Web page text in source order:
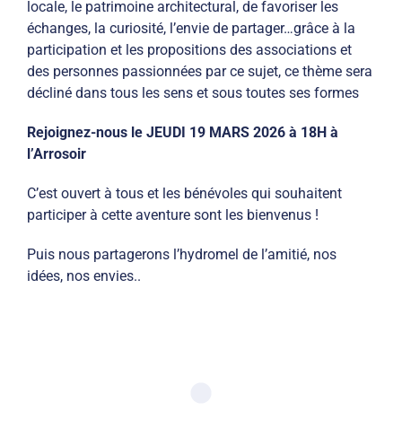
locale, le patrimoine architectural, de favoriser les
échanges, la curiosité, l’envie de partager…grâce à la
participation et les propositions des associations et
des personnes passionnées par ce sujet, ce thème sera
décliné dans tous les sens et sous toutes ses formes
Rejoignez-nous le JEUDI 19 MARS 2026 à 18H à
l’Arrosoir
C’est ouvert à tous et les bénévoles qui souhaitent
participer à cette aventure sont les bienvenus !
Puis nous partagerons l’hydromel de l’amitié, nos
idées, nos envies..